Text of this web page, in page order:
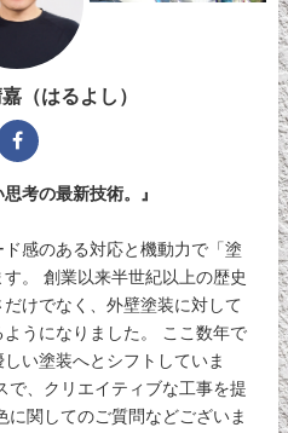
（はるよし）
考の最新技術。』
感のある対応と機動力で「塗
。 創業以来半世紀以上の歴史
けでなく、外壁塗装に対して
うになりました。 ここ数年で
い塗装へとシフトしていま
で、クリエイティブな工事を提
に関してのご質問などございま